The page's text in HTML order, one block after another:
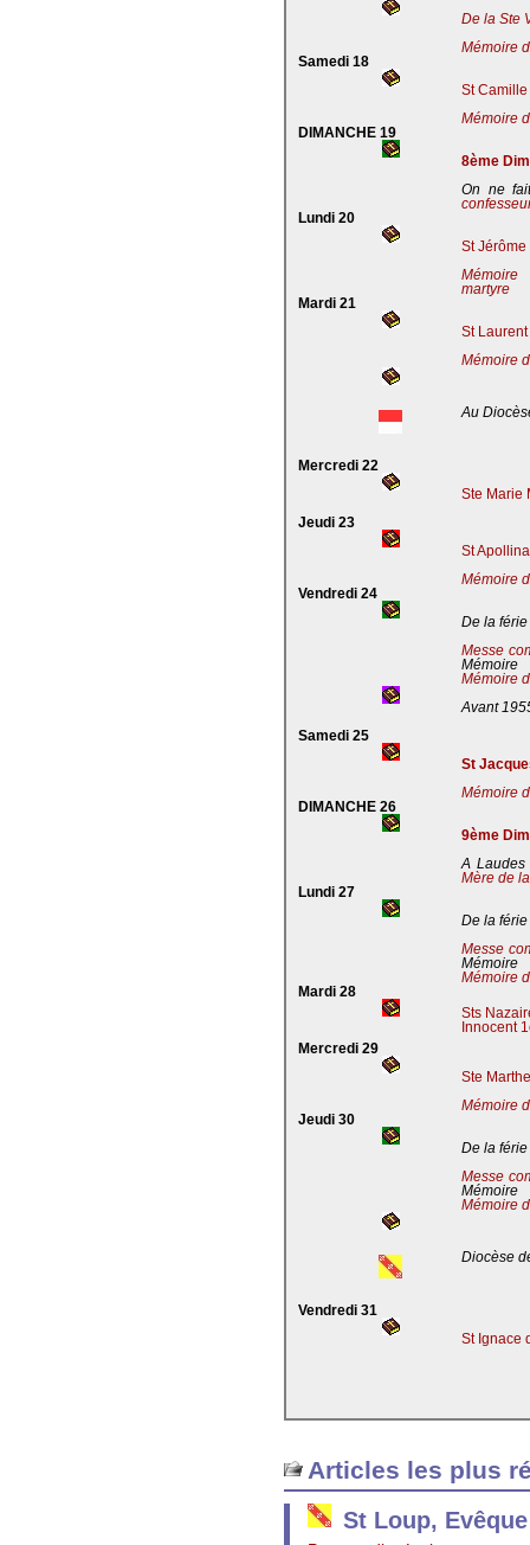
De la Ste
Mémoire
Samedi 18
St
Mémoire
DIMANCHE 19
8ème
On ne
Lundi 20
St
Mémoire
martyre
Mardi 21
St
Mémoire
Au
Mercredi 22
Ste Marie
Jeudi 23
St
Mémoire
Vendredi 24
De la férie
Messe
Mémoire
Mémoire
Avant
Samedi 25
St
Mémoire
DIMANCHE 26
9ème
A
Mère de
Lundi 27
De la férie
Messe
Mémoire
Mémoire
Mardi 28
Sts
Innocent
Mercredi 29
Ste
Mémoire
Jeudi 30
De la férie
Messe
Mémoire
Mémoire
Diocèse
Vendredi 31
St Ignace
Articles les plus
St Loup,